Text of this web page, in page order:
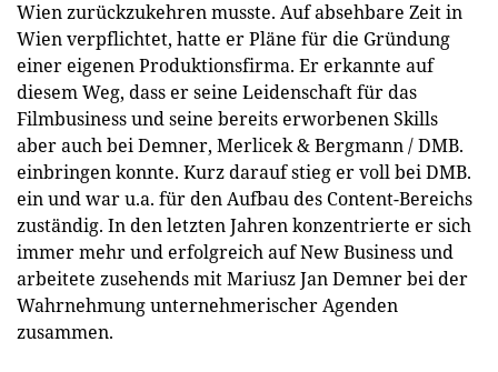
Wien zurückzukehren musste. Auf absehbare Zeit in
Wien verpflichtet, hatte er Pläne für die Gründung
einer eigenen Produktionsfirma. Er erkannte auf
diesem Weg, dass er seine Leidenschaft für das
Filmbusiness und seine bereits erworbenen Skills
aber auch bei Demner, Merlicek & Bergmann / DMB.
einbringen konnte. Kurz darauf stieg er voll bei DMB.
ein und war u.a. für den Aufbau des Content-Bereichs
zuständig. In den letzten Jahren konzentrierte er sich
immer mehr und erfolgreich auf New Business und
arbeitete zusehends mit Mariusz Jan Demner bei der
Wahrnehmung unternehmerischer Agenden
zusammen.